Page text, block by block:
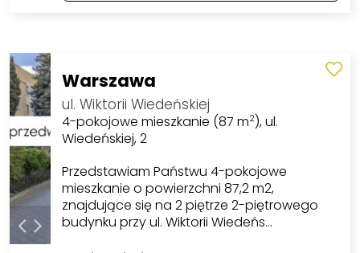
Warszawa
ul. Wiktorii Wiedeńskiej
4-pokojowe mieszkanie (87 m2), ul.
Wiedeńskiej, 2
Przedstawiam Państwu 4-pokojowe
mieszkanie o powierzchni 87,2 m2,
znajdujące się na 2 piętrze 2-piętrowego
budynku przy ul. Wiktorii Wiedeńs…